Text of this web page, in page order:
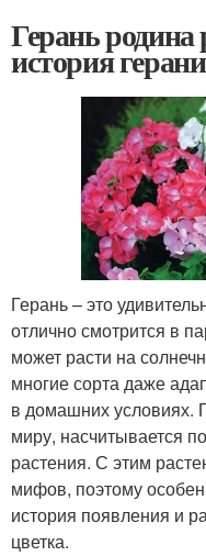
Герань родина
история герани
Герань – это
отлично смотрится в
может расти на
многие сорта даже
в домашних условиях.
миру, насчитывается
растения. С этим
мифов, поэтому
история появления и
цветка.